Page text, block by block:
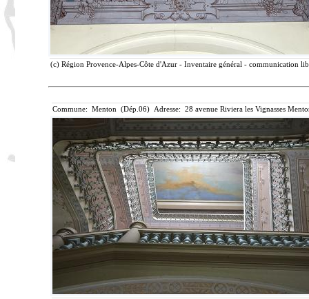
(c) Région Provence-Alpes-Côte d'Azur - Inventaire général - communication
Commune: Menton (Dép.06) Adresse: 28 avenue Riviera les Vignasses